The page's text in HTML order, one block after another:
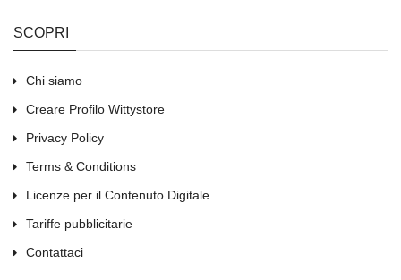
SCOPRI
Chi siamo
Creare Profilo Wittystore
Privacy Policy
Terms & Conditions
Licenze per il Contenuto Digitale
Tariffe pubblicitarie
Contattaci